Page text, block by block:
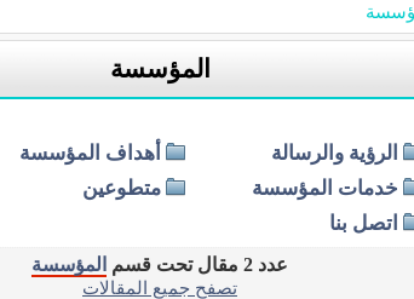
المؤسسة
الرؤية والرسالة
أهداف المؤسسة
خدمات المؤسسة
متطوعين
اتصل بنا
عدد 2 مقال تحت قسم
المؤسسة
تصفح جميع المقالات